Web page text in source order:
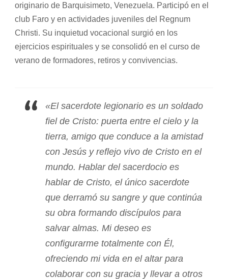
originario de Barquisimeto, Venezuela. Participó en el
club Faro y en actividades juveniles del Regnum
Christi. Su inquietud vocacional surgió en los
ejercicios espirituales y se consolidó en el curso de
verano de formadores, retiros y convivencias.
«El sacerdote legionario es un soldado
fiel de Cristo: puerta entre el cielo y la
tierra, amigo que conduce a la amistad
con Jesús y reflejo vivo de Cristo en el
mundo. Hablar del sacerdocio es
hablar de Cristo, el único sacerdote
que derramó su sangre y que continúa
su obra formando discípulos para
salvar almas. Mi deseo es
configurarme totalmente con Él,
ofreciendo mi vida en el altar para
colaborar con su gracia y llevar a otros